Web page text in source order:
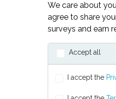
We care about
agree to share
surveys and earn
Accept all
I accept the